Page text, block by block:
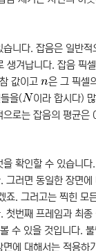
습니다. 잡음은 일반
생겨납니다. 잡음 픽
값이고
은 그 픽셀
을(
이라 합시다)
으로는 잡음의 평균은
확인할 수 있습니
그러면 동일한 장면
죠. 그러고는 찍힌 모
첫번째 프레임과 최종
수 있을 것입니다.
에 대해서는 적용하